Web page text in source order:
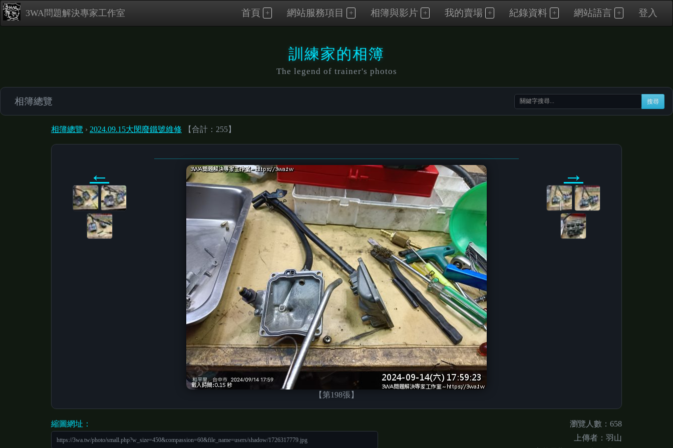
3WA問題解決專家工作室 首頁 網站服務項目 相簿與影片 我的賣場 紀錄資料 網站語言 登入
訓練家的相簿
The legend of trainer's photos
相簿總覽 搜尋
相簿總覽 › 2024.09.15大閔廢鐵號維修 【合計：255】
←
【第198張】
→
縮圖網址：
https://3wa.tw/photo/small.php?w_size=450&compassion=60&file_name=users/shadow/1726317779.jpg
瀏覽人數：658
上傳者：羽山